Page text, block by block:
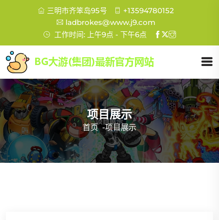
三明市齐笨岛95号
+13594780152
ladbrokes@www.j9.com
工作时间: 上午9点 - 下午6点
项目展示
首页 -项目展示